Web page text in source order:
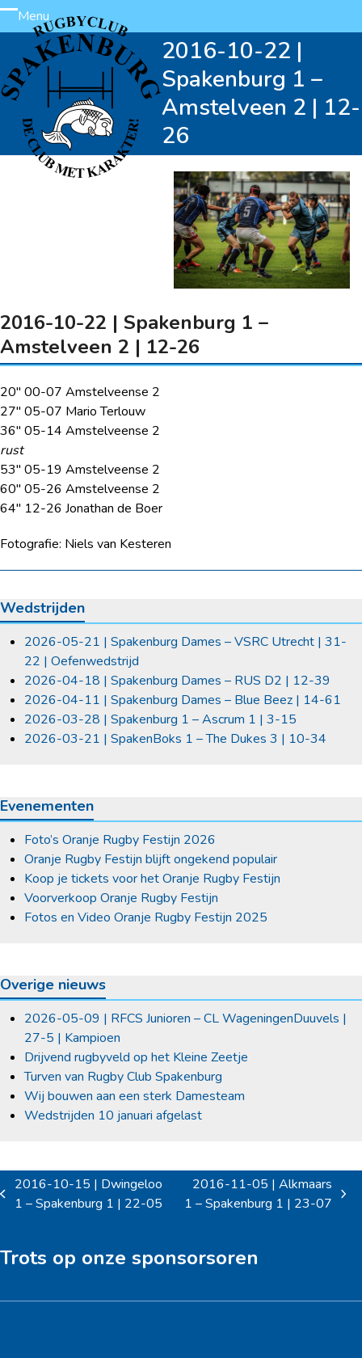
Skip
to
content
Menu
Open
mobile
menu
Close
mobile
menu
2016-10-22 |
Spakenburg 1 –
Amstelveen 2 | 12-
26
2016-10-22 | Spakenburg 1 –
Amstelveen 2 | 12-26
20″ 00-07 Amstelveense 2
27″ 05-07 Mario Terlouw
36″ 05-14 Amstelveense 2
rust
53″ 05-19 Amstelveense 2
60″ 05-26 Amstelveense 2
64″ 12-26 Jonathan de Boer
Fotografie: Niels van Kesteren
Wedstrijden
2026-05-21 | Spakenburg Dames – VSRC Utrecht | 31-
22 | Oefenwedstrijd
2026-04-18 | Spakenburg Dames – RUS D2 | 12-39
2026-04-11 | Spakenburg Dames – Blue Beez | 14-61
2026-03-28 | Spakenburg 1 – Ascrum 1 | 3-15
2026-03-21 | SpakenBoks 1 – The Dukes 3 | 10-34
Evenementen
Foto’s Oranje Rugby Festijn 2026
Oranje Rugby Festijn blijft ongekend populair
Koop je tickets voor het Oranje Rugby Festijn
Voorverkoop Oranje Rugby Festijn
Fotos en Video Oranje Rugby Festijn 2025
Overige nieuws
2026-05-09 | RFCS Junioren – CL WageningenDuuvels |
27-5 | Kampioen
Drijvend rugbyveld op het Kleine Zeetje
Turven van Rugby Club Spakenburg
Wij bouwen aan een sterk Damesteam
Wedstrijden 10 januari afgelast
previous
2016-10-15 | Dwingeloo
1 – Spakenburg 1 | 22-05
next
2016-11-05 | Alkmaars
1 – Spakenburg 1 | 23-07
Trots op onze sponsorsoren